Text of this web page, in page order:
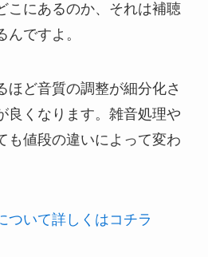
こにあるのか、それは補聴
ですよ。
ほど音質の調整が細分化さ
良くなります。雑音処理や
も値段の違いによって変わ
ついて詳しくはコチラ